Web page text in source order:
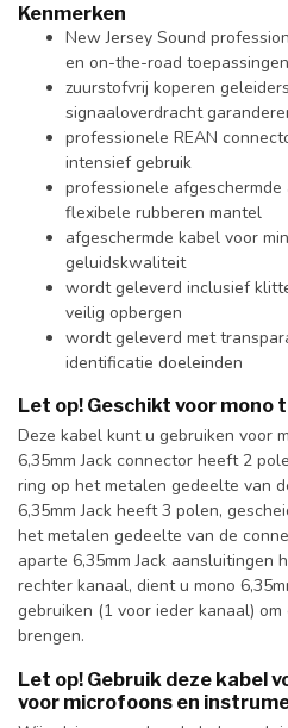
Kenmerken
New Jersey Sound
en on-the-road toepassingen
zuurstofvrij koperen
signaaloverdracht
professionele REAN
intensief gebruik
professionele
flexibele rubberen mantel
afgeschermde kabel voor
geluidskwaliteit
wordt geleverd inclusief
veilig opbergen
wordt geleverd met
identificatie doeleinden
Let op! Geschikt voor mono
Deze kabel kunt u gebruiken voor
6,35mm Jack connector heeft 2
ring op het metalen gedeelte van
6,35mm Jack heeft 3 polen,
het metalen gedeelte van de
aparte 6,35mm Jack
rechter kanaal, dient u mono
gebruiken (1 voor ieder kanaal)
brengen.
Let op! Gebruik deze kabel
voor microfoons en